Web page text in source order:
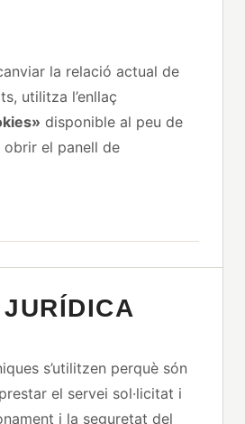
la relació actual de
utilitza l’enllaç
disponible al peu de
el panell de
s’utilitzen perquè són
el servei sol·licitat i
i la seguretat del